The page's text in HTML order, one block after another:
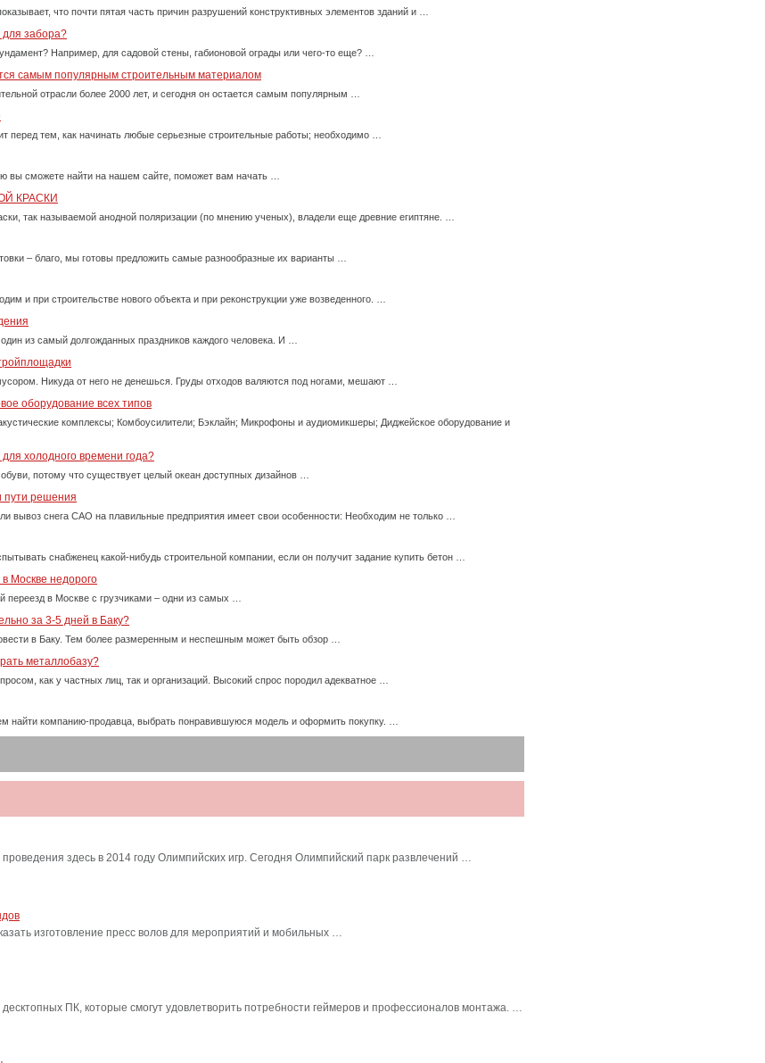
что почти пятая часть причин разрушений конструктивных элементов зданий и …
забора?
Например, для садовой стены, габионовой ограды или чего-то еще? …
самым популярным строительным материалом
отрасли более 2000 лет, и сегодня он остается самым популярным …
перед тем, как начинать любые серьезные строительные работы; необходимо …
вы сможете найти на нашем сайте, поможет вам начать …
КРАСКИ
так называемой анодной поляризации (по мнению ученых), владели еще древние египтяне. …
– благо, мы готовы предложить самые разнообразные их варианты …
и при строительстве нового объекта и при реконструкции уже возведенного. …
из самый долгожданных праздников каждого человека. И …
Никуда от него не денешься. Груды отходов валяются под ногами, мешают …
оборудование всех типов
комплексы; Комбоусилители; Бэклайн; Микрофоны и аудиомикшеры; Диджейское оборудование и
холодного времени года?
потому что существует целый океан доступных дизайнов …
пути решения
вывоз снега САО на плавильные предприятия имеет свои особенности: Необходим не только …
снабженец какой-нибудь строительной компании, если он получит задание купить бетон …
Москве недорого
в Москве с грузчиками – одни из самых …
за 3-5 дней в Баку?
в Баку. Тем более размеренным и неспешным может быть обзор …
металлобазу?
как у частных лиц, так и организаций. Высокий спрос породил адекватное …
найти компанию-продавца, выбрать понравившуюся модель и оформить покупку. …
здесь в 2014 году Олимпийских игр. Сегодня Олимпийский парк развлечений …
изготовление пресс волов для мероприятий и мобильных …
ПК, которые смогут удовлетворить потребности геймеров и профессионалов монтажа. …